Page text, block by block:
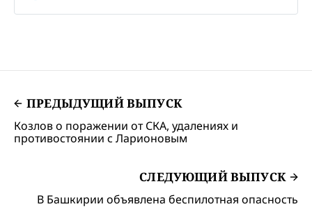
ПРЕДЫДУЩИЙ ВЫПУСК
Козлов о поражении от СКА, удалениях и
противостоянии с Ларионовым
СЛЕДУЮЩИЙ ВЫПУСК
В Башкирии объявлена беспилотная опасность